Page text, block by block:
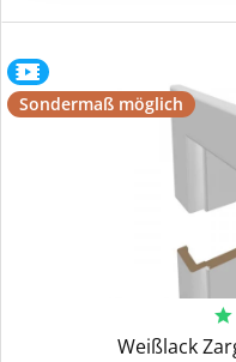
Sondermaß möglich
Weißlack